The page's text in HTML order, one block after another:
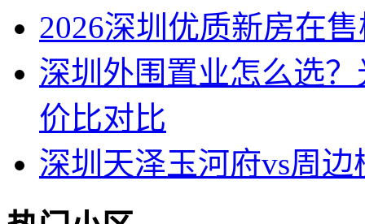
2026深圳优质新房在
深圳外围置业怎么选
价比对比
深圳天泽玉河府vs周